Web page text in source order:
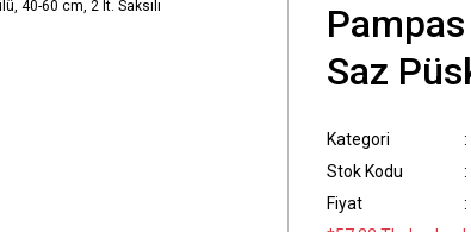
Saz
Kategori
Stok Kodu
Fiyat